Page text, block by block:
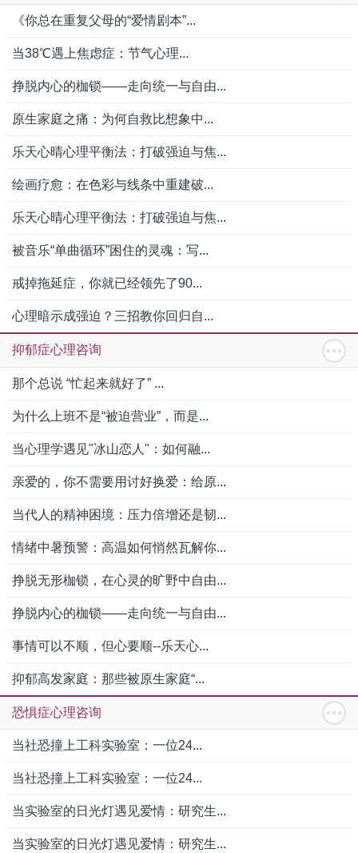
《你总在重复父母的“爱情剧本”...
当38℃遇上焦虑症：节气心理...
挣脱内心的枷锁——走向统一与自由...
原生家庭之痛：为何自救比想象中...
乐天心晴心理平衡法：打破强迫与焦...
绘画疗愈：在色彩与线条中重建破...
乐天心晴心理平衡法：打破强迫与焦...
被音乐“单曲循环”困住的灵魂：写...
戒掉拖延症，你就已经领先了90...
心理暗示成强迫？三招教你回归自...
抑郁症心理咨询
那个总说 “忙起来就好了” ...
为什么上班不是“被迫营业”，而是...
当心理学遇见"冰山恋人"：如何融...
亲爱的，你不需要用讨好换爱：给原...
当代人的精神困境：压力倍增还是韧...
情绪中暑预警：高温如何悄然瓦解你...
挣脱无形枷锁，在心灵的旷野中自由...
挣脱内心的枷锁——走向统一与自由...
事情可以不顺，但心要顺--乐天心...
抑郁高发家庭：那些被原生家庭“...
恐惧症心理咨询
当社恐撞上工科实验室：一位24...
当社恐撞上工科实验室：一位24...
当实验室的日光灯遇见爱情：研究生...
当实验室的日光灯遇见爱情：研究生...